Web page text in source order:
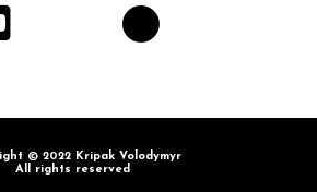
© 2022 Kripak Volodymyr
All rights reserved